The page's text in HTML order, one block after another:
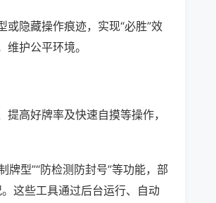
隐藏操作痕迹，实现“必胜”效
护公平环境。
高好牌率及快速自摸等操作，
牌型”“防检测防封号”等功能，部
这些工具通过后台运行、自动